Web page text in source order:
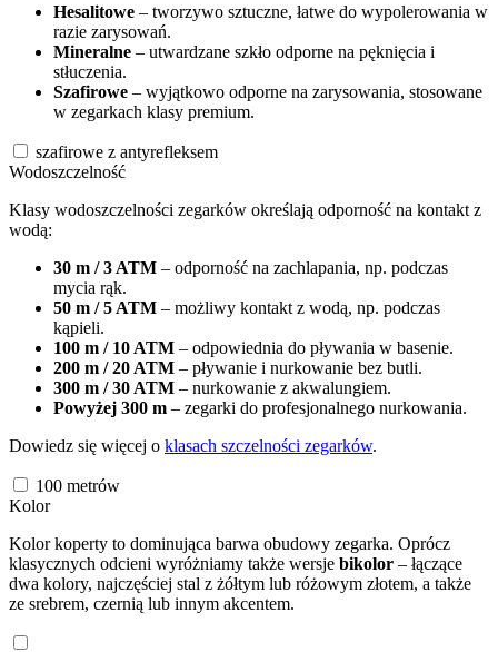
Hesalitowe – tworzywo sztuczne, łatwe do wypolerowania w
razie zarysowań.
Mineralne – utwardzane szkło odporne na pęknięcia i
stłuczenia.
Szafirowe – wyjątkowo odporne na zarysowania, stosowane
w zegarkach klasy premium.
szafirowe z antyrefleksem
Wodoszczelność
Klasy wodoszczelności zegarków określają odporność na kontakt z
wodą:
30 m / 3 ATM – odporność na zachlapania, np. podczas
mycia rąk.
50 m / 5 ATM – możliwy kontakt z wodą, np. podczas
kąpieli.
100 m / 10 ATM – odpowiednia do pływania w basenie.
200 m / 20 ATM – pływanie i nurkowanie bez butli.
300 m / 30 ATM – nurkowanie z akwalungiem.
Powyżej 300 m – zegarki do profesjonalnego nurkowania.
Dowiedz się więcej o klasach szczelności zegarków.
100 metrów
Kolor
Kolor koperty to dominująca barwa obudowy zegarka. Oprócz
klasycznych odcieni wyróżniamy także wersje bikolor – łączące
dwa kolory, najczęściej stal z żółtym lub różowym złotem, a także
ze srebrem, czernią lub innym akcentem.